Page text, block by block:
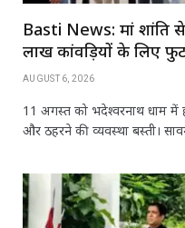
Basti News: मां शांति
लाख कांवड़ियों के लिए
AUGUST 6, 2026
11 अगस्त को भदेश्वरनाथ धाम में
और ठहरने की व्यवस्था बस्ती।